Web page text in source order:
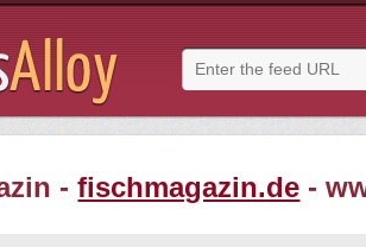
-fischmagazin.de -